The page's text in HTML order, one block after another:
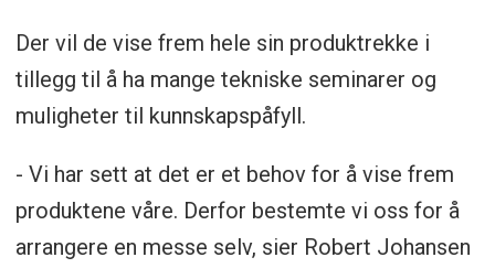
Der vil de vise frem hele sin produktrekke i
tillegg til å ha mange tekniske seminarer og
muligheter til kunnskapspåfyll.
- Vi har sett at det er et behov for å vise frem
produktene våre. Derfor bestemte vi oss for å
arrangere en messe selv, sier Robert Johansen